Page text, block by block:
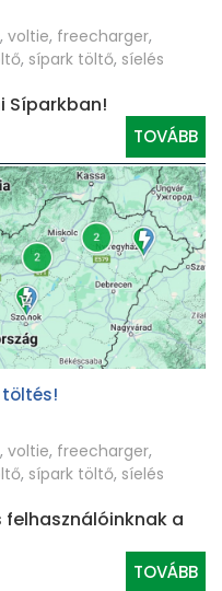
, voltie, freecharger,
, sípark töltő, síelés
Síparkban!
TOVÁBB
töltés!
, voltie, freecharger,
, sípark töltő, síelés
felhasználóinknak a
TOVÁBB